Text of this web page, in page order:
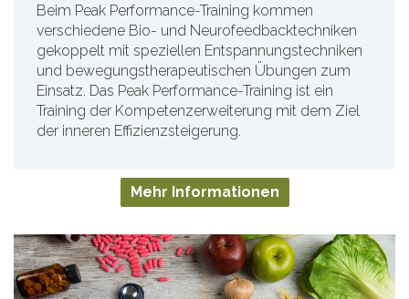
Beim Peak Performance-Training kommen
verschiedene Bio- und Neurofeedbacktechniken
gekoppelt mit speziellen Entspannungstechniken
und bewegungstherapeutischen Übungen zum
Einsatz. Das Peak Performance-Training ist ein
Training der Kompetenzerweiterung mit dem Ziel
der inneren Effizienzsteigerung.
Mehr Informationen